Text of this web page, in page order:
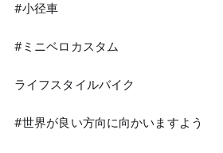
#小径車
#ミニベロカスタム
ライフスタイルバイク
#世界が良い方向に向かいますよう